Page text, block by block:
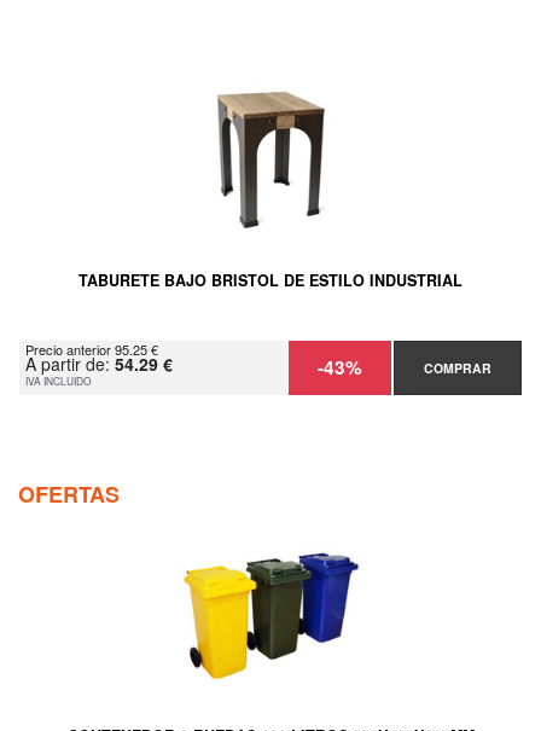
TABURETE BAJO BRISTOL DE ESTILO INDUSTRIAL
Precio anterior 95.25 €
A partir de: 54.29 €
IVA INCLUIDO -43% COMPRAR
OFERTAS